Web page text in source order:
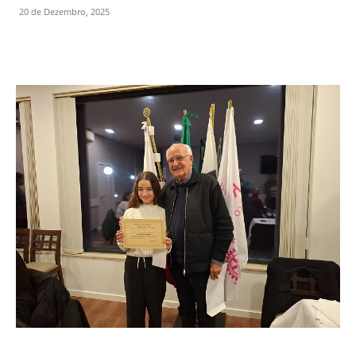
20 de Dezembro, 2025